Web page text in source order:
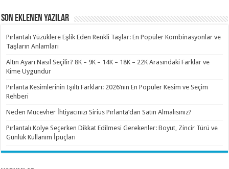
SON EKLENEN YAZILAR
Pırlantalı Yüzüklere Eşlik Eden Renkli Taşlar: En Popüler Kombinasyonlar ve
Taşların Anlamları
Altın Ayarı Nasıl Seçilir? 8K – 9K – 14K – 18K – 22K Arasındaki Farklar ve
Kime Uygundur
Pırlanta Kesimlerinin Işıltı Farkları: 2026’nın En Popüler Kesim ve Seçim
Rehberi
Neden Mücevher İhtiyacınızı Sirius Pırlanta’dan Satın Almalısınız?
Pırlantalı Kolye Seçerken Dikkat Edilmesi Gerekenler: Boyut, Zincir Türü ve
Günlük Kullanım İpuçları